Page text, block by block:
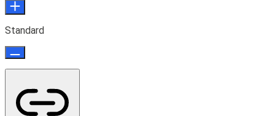
Standard